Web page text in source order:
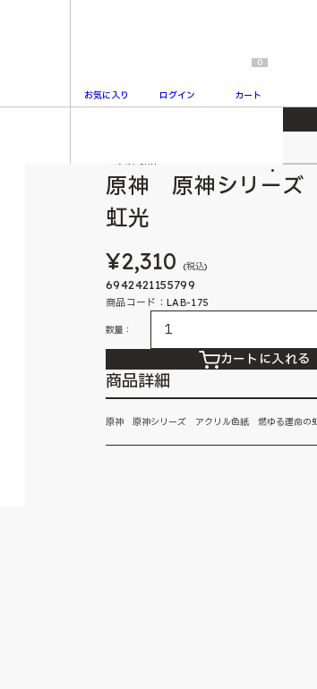
お気に入り ログイン
0
カート
原神 原神シリー
虹光
¥2,310 (税込)
6942421155799
商品コード：LAB-175
数量：
カートに入れる
商品詳細
原神 原神シリーズ アクリル色紙 燃ゆる運命の